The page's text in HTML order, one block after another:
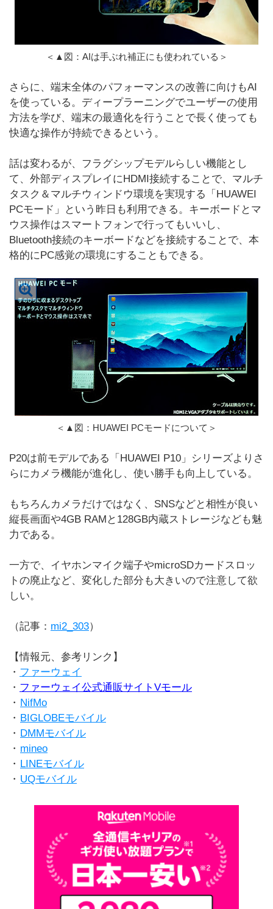
＜▲図：AIは手ぶれ補正にも使われている＞
さらに、端末全体のパフォーマンスの改善に向けもAI
を使っている。ディープラーニングでユーザーの使用
方法を学び、端末の最適化を行うことで長く使っても
快適な操作が持続できるという。
話は変わるが、フラグシップモデルらしい機能とし
て、外部ディスプレイにHDMI接続することで、マルチ
タスク＆マルチウィンドウ環境を実現する「HUAWEI
PCモード」という昨日も利用できる。キーボードとマ
ウス操作はスマートフォンで行ってもいいし、
Bluetooth接続のキーボードなどを接続することで、本
格的にPC感覚の環境にすることもできる。
＜▲図：HUAWEI PCモードについて＞
P20は前モデルである「HUAWEI P10」シリーズよりさ
らにカメラ機能が進化し、使い勝手も向上している。
もちろんカメラだけではなく、SNSなどと相性が良い
縦長画面や4GB RAMと128GB内蔵ストレージなども魅
力である。
一方で、イヤホンマイク端子やmicroSDカードスロッ
トの廃止など、変化した部分も大きいので注意して欲
しい。
（記事： mi2_303）
【情報元、参考リンク】
・ ファーウェイ
・ ファーウェイ公式通販サイトVモール
・ NifMo
・ BIGLOBEモバイル
・ DMMモバイル
・ mineo
・ LINEモバイル
・ UQモバイル